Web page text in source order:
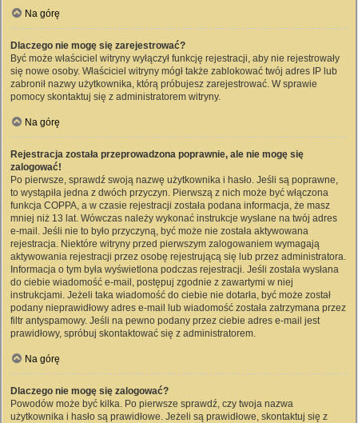
Na górę
Dlaczego nie mogę się zarejestrować?
Być może właściciel witryny wyłączył funkcję rejestracji, aby nie rejestrowały
się nowe osoby. Właściciel witryny mógł także zablokować twój adres IP lub
zabronił nazwy użytkownika, którą próbujesz zarejestrować. W sprawie
pomocy skontaktuj się z administratorem witryny.
Na górę
Rejestracja została przeprowadzona poprawnie, ale nie mogę się
zalogować!
Po pierwsze, sprawdź swoją nazwę użytkownika i hasło. Jeśli są poprawne,
to wystąpiła jedna z dwóch przyczyn. Pierwszą z nich może być włączona
funkcja COPPA, a w czasie rejestracji została podana informacja, że masz
mniej niż 13 lat. Wówczas należy wykonać instrukcje wysłane na twój adres
e-mail. Jeśli nie to było przyczyną, być może nie została aktywowana
rejestracja. Niektóre witryny przed pierwszym zalogowaniem wymagają
aktywowania rejestracji przez osobę rejestrującą się lub przez administratora.
Informacja o tym była wyświetlona podczas rejestracji. Jeśli została wysłana
do ciebie wiadomość e-mail, postępuj zgodnie z zawartymi w niej
instrukcjami. Jeżeli taka wiadomość do ciebie nie dotarła, być może został
podany nieprawidłowy adres e-mail lub wiadomość została zatrzymana przez
filtr antyspamowy. Jeśli na pewno podany przez ciebie adres e-mail jest
prawidłowy, spróbuj skontaktować się z administratorem.
Na górę
Dlaczego nie mogę się zalogować?
Powodów może być kilka. Po pierwsze sprawdź, czy twoja nazwa
użytkownika i hasło są prawidłowe. Jeżeli są prawidłowe, skontaktuj się z